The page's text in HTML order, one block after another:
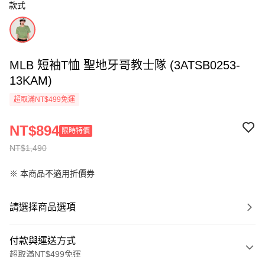
款式
MLB 短袖T恤 聖地牙哥教士隊 (3ATSB0253-
13KAM)
超取滿NT$499免運
NT$1,490
NT$894 限時特價
※ 本商品不適用折價券
請選擇商品選項
付款與運送方式
超取滿NT$499免運